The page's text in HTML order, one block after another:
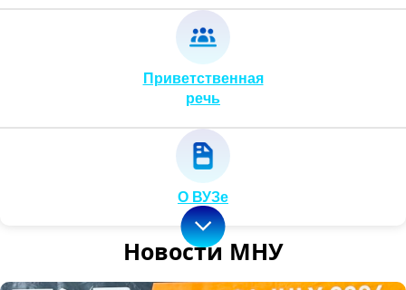
Приветственная
речь
О ВУЗе
Новости МНУ